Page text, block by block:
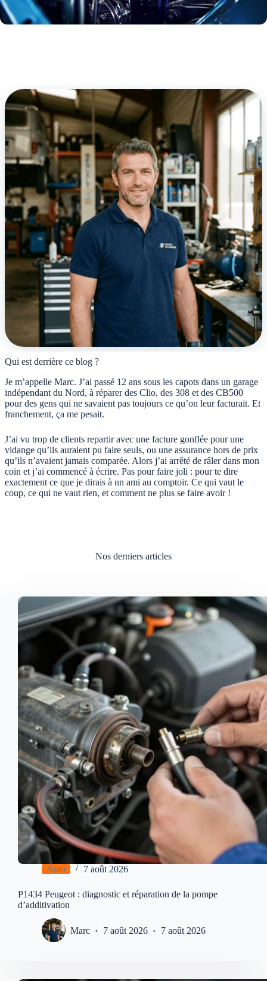
Qui est derrière ce blog ?
Je m’appelle Marc. J’ai passé 12 ans sous les capots dans un garage
indépendant du Nord, à réparer des Clio, des 308 et des CB500
pour des gens qui ne savaient pas toujours ce qu’on leur facturait. Et
franchement, ça me pesait.
J’ai vu trop de clients repartir avec une facture gonflée pour une
vidange qu’ils auraient pu faire seuls, ou une assurance hors de prix
qu’ils n’avaient jamais comparée. Alors j’ai arrêté de râler dans mon
coin et j’ai commencé à écrire. Pas pour faire joli : pour te dire
exactement ce que je dirais à un ami au comptoir. Ce qui vaut le
coup, ce qui ne vaut rien, et comment ne plus se faire avoir !
Nos derniers articles
Auto 7 août 2026
P1434 Peugeot : diagnostic et réparation de la pompe
d’additivation
Marc 7 août 2026 7 août 2026